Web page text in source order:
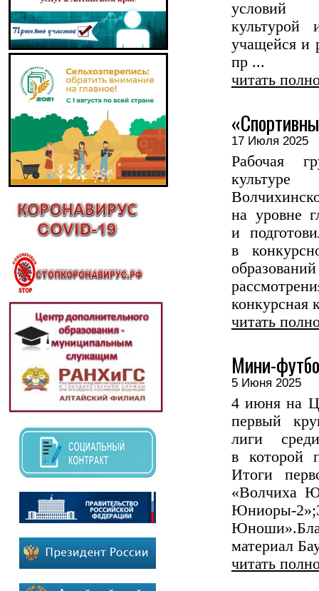
условий
культурой
учащейся и
пр ...
читать
17 Июля
Рабочая
на уровне
и
в
конкурсная
читать
Мини-
5 Июня 2025
4 июня на
первый
лиги
в которой
Итоги
«Волчиха
Юниоры-
материал
читать